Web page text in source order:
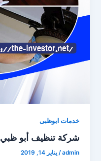
خدمات ابوظبى
شركة تنظيف أبو ظبي 0502025177
admin
/يناير 14, 2019